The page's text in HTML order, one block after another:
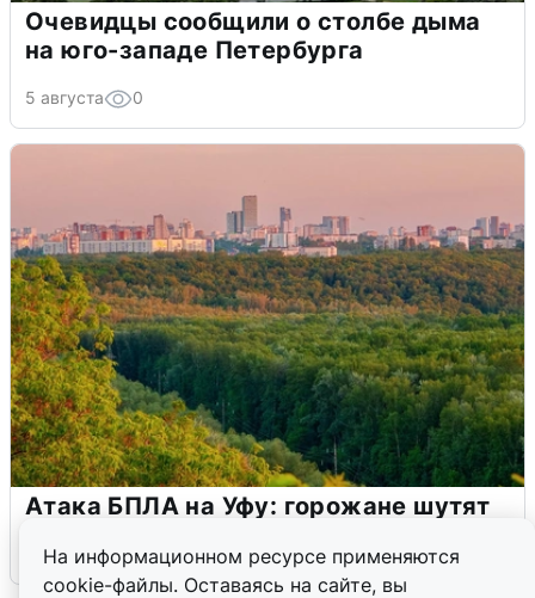
На информационном ресурсе применяются
cookie-файлы. Оставаясь на сайте, вы
Очевидцы сообщили о столбе дыма
на юго-западе Петербурга
5 августа 0
Атака БПЛА на Уфу: горожане шутят
5 августа 0